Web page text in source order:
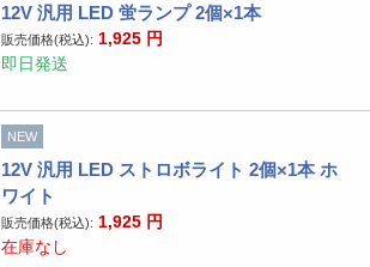
12V 汎用 LED 蛍ランプ 2個×1本
販売価格(税込): 1,925 円
即日発送
NEW
12V 汎用 LED ストロボライト 2個×1本 ホ
ワイト
販売価格(税込): 1,925 円
在庫なし